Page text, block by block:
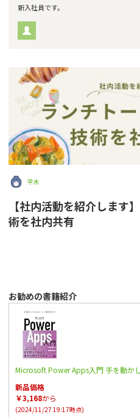
新入社員です。
平木
【社内活動を紹介します
術を社内共有
お勧めの書籍紹介
Microsoft Power Apps入門 手を動か
新品価格
￥3,168から
(2024/11/27 19:17時点)